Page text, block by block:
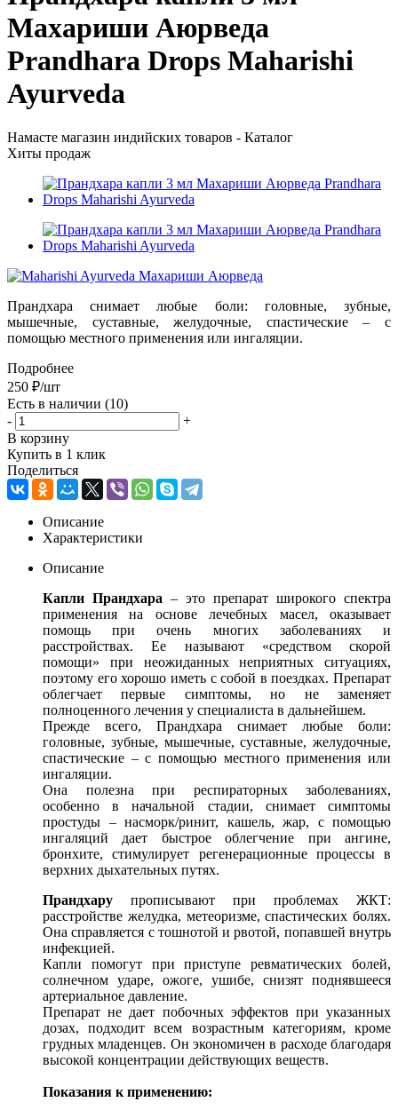
Махариши Аюрведа
Prandhara Drops Maharishi
Ayurveda
Намасте магазин индийских товаров - Каталог
Хиты продаж
Прандхара снимает любые боли: головные, зубные,
мышечные, суставные, желудочные, спастические – с
помощью местного применения или ингаляции.
Подробнее
250 ₽/шт
Есть в наличии (10)
-
+
В корзину
Купить в 1 клик
Поделиться
Описание
Характеристики
Описание
Капли Прандхара – это препарат широкого спектра
применения на основе лечебных масел, оказывает
помощь при очень многих заболеваниях и
расстройствах. Ее называют «средством скорой
помощи» при неожиданных неприятных ситуациях,
поэтому его хорошо иметь с собой в поездках. Препарат
облегчает первые симптомы, но не заменяет
полноценного лечения у специалиста в дальнейшем.
Прежде всего, Прандхара снимает любые боли:
головные, зубные, мышечные, суставные, желудочные,
спастические – с помощью местного применения или
ингаляции.
Она полезна при респираторных заболеваниях,
особенно в начальной стадии, снимает симптомы
простуды – насморк/ринит, кашель, жар, с помощью
ингаляций дает быстрое облегчение при ангине,
бронхите, стимулирует регенерационные процессы в
верхних дыхательных путях.
Прандхару прописывают при проблемах ЖКТ:
расстройстве желудка, метеоризме, спастических болях.
Она справляется с тошнотой и рвотой, попавшей внутрь
инфекцией.
Капли помогут при приступе ревматических болей,
солнечном ударе, ожоге, ушибе, снизят поднявшееся
артериальное давление.
Препарат не дает побочных эффектов при указанных
дозах, подходит всем возрастным категориям, кроме
грудных младенцев. Он экономичен в расходе благодаря
высокой концентрации действующих веществ.
Показания к применению: